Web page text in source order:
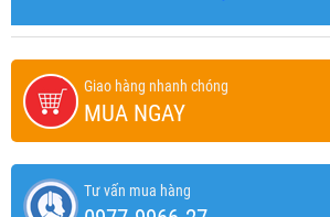
Giao hàng nhanh chóng
MUA NGAY
Tư vấn mua hàng